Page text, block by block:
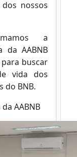
nossos
a
da AABNB
buscar
vida dos
do BNB.
AABNB